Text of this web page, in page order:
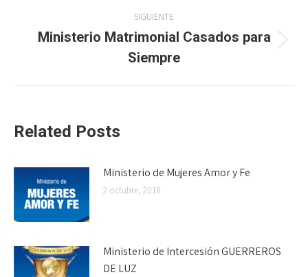
publicaciones
SIGUIENTE
siguiente:
Ministerio Matrimonial Casados para
Siempre
Related Posts
Ministerio de Mujeres Amor y Fe
2 octubre, 2018
Ministerio de Intercesión GUERREROS
DE LUZ